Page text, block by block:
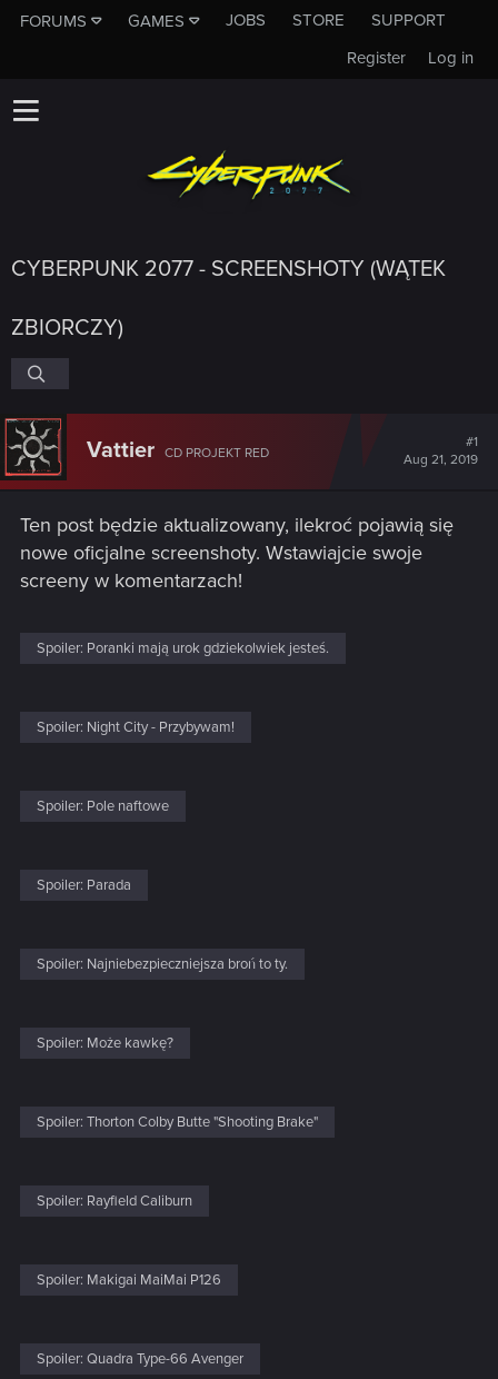
FORUMS GAMES JOBS STORE
SUPPORT
Log in
Register
CYBERPUNK 2077 - SCREENSHOTY (WĄTEK
ZBIORCZY)
Vattier CD PROJEKT RED
#1
Aug 21, 2019
Ten post będzie aktualizowany, ilekroć pojawią się
nowe oficjalne screenshoty. Wstawiajcie swoje
screeny w komentarzach!
Spoiler: Poranki mają urok gdziekolwiek jesteś.
Spoiler: Night City - Przybywam!
Spoiler: Pole naftowe
Spoiler: Parada
Spoiler: Najniebezpieczniejsza broń to ty.
Spoiler: Może kawkę?
Spoiler: Thorton Colby Butte "Shooting Brake"
Spoiler: Rayfield Caliburn
Spoiler: Makigai MaiMai P126
Spoiler: Quadra Type-66 Avenger